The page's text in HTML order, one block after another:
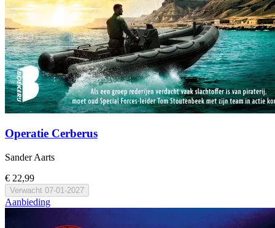
Operatie Cerberus
Sander Aarts
€ 22,99
Verwacht 07-01-2027
Aanbieding